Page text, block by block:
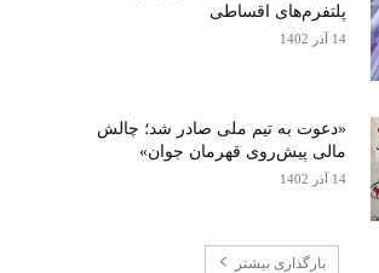
پلتفرم‌های اقساطی
14 آذر 1402
«دعوت به تیم ملی صادر شد؛ چالش
مالی پیش‌روی قهرمان جوان»
14 آذر 1402
بارگذاری بیشتر